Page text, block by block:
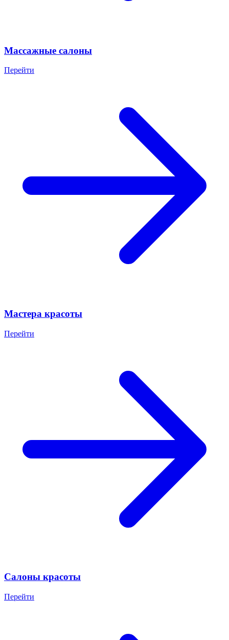
Массажные салоны
Перейти
Мастера красоты
Перейти
Салоны красоты
Перейти